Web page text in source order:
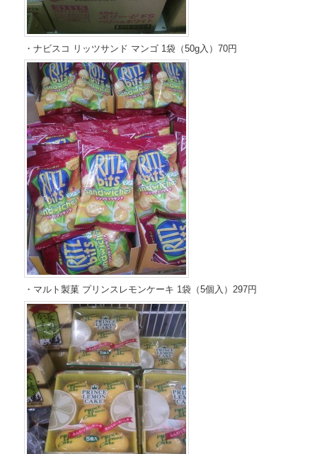
・ナビスコ リッツサンド マンゴ 1袋（50g入）70円
・マルト製菓 プリンスレモンケーキ 1袋（5個入）297円